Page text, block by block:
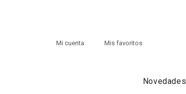
Mi cuenta Mis favoritos
Novedades